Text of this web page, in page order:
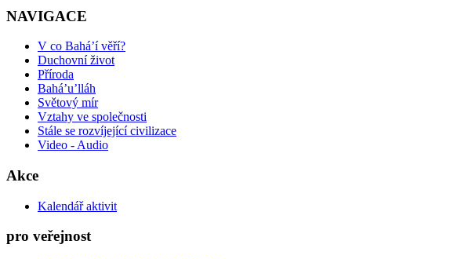
NAVIGACE
V co Bahá’í věří?
Duchovní život
Příroda
Bahá’u’lláh
Světový mír
Vztahy ve společnosti
Stále se rozvíjející civilizace
Video - Audio
Akce
Kalendář aktivit
pro veřejnost